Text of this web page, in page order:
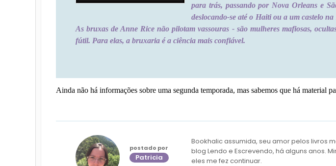
para trás, passando por Nova Orleans e
deslocando-se até o Haiti ou a um castelo
As bruxas de Anne Rice não pilotam vassouras - são mulheres mafiosas,
fútil. Para elas, a bruxaria é a ciência mais confiável.
Ainda não há informações sobre uma segunda temporada, mas sabemos que há material
postado por
Patricia
Bookhalic assumida, seu amor pelos livros
blog Lendo e Escrevendo, há alguns anos.
eles me fez continuar.